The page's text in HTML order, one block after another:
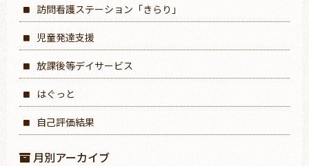
訪問看護ステーション「きらり」
児童発達支援
放課後等デイサービス
はぐっと
自己評価結果
月別アーカイブ